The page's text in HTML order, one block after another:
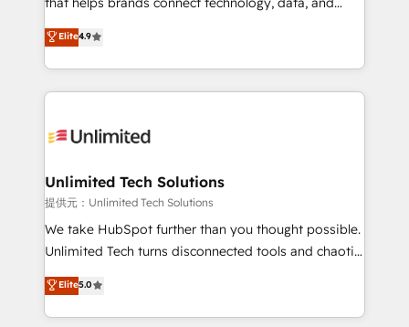
retention—by refining processes and eliminating
inefficiencies. Using HubSpot tools and data-driven
creativity to achieve measurable results. Founded in
Barcelona and operating across Spain, LATAM, and
the UK, we support global companies in building
smarter marketing, sales, and customer success
Iberia (Spain & Portugal), we combine human insight
growth. Our multidisciplinary team designs solutions
that simplify complexity, boost performance, and
turn innovation into real impact. 🌍 Highlights •
HubSpot Partner since 2012 • 2022 EMEA Impact
projects • Clients in 30+ industries • Proprietary
technology for integrations • Multilingual team:
Elite4.9
Unlimited Tech Solutions
提供元：Unlimited Tech Solutions
We take HubSpot further than you thought possible.
Unlimited Tech turns disconnected tools and chaotic
processes into a seamless, high-performing revenue
engine. We combine RevOps strategy with deep
technical execution to help teams scale faster—with
Elite5.0